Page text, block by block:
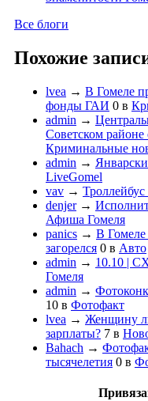
Все блоги
Похожие
lvea → В Гомеле
фонды ГАИ 0 в
admin →
Советском районе
Криминальные
admin →
LiveGomel
vav →
denjer→
Афиша Гомеля
panics → В Гомеле
загорелся 0 в Авто
admin → 10.10 |
Гомеля
admin →
10 в Фотофакт
lvea → Женщину
зарплаты? 7 в
Bahach →
тысячелетия 0 в